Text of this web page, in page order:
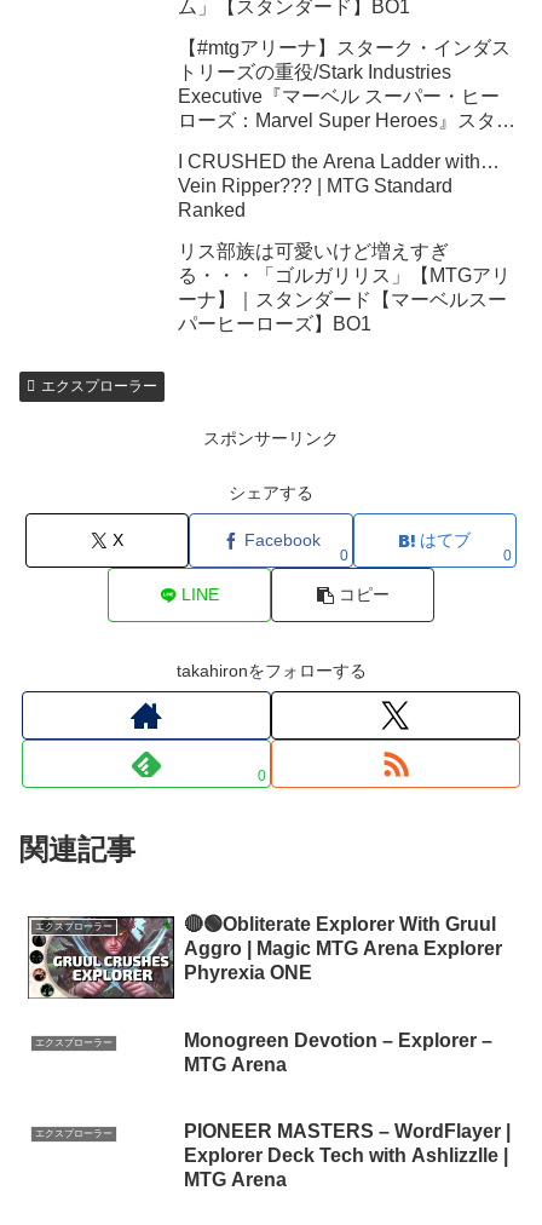
ム」【スタンダード】BO1
【#mtgアリーナ】スターク・インダス
トリーズの重役/Stark Industries
Executive『マーベル スーパー・ヒー
ローズ：Marvel Super Heroes』スタン
I CRUSHED the Arena Ladder with…
Vein Ripper??? | MTG Standard
Ranked
リス部族は可愛いけど増えすぎ
る・・・「ゴルガリリス」【MTGアリ
ーナ】｜スタンダード【マーベルスー
パーヒーローズ】BO1
エクスプローラー
スポンサーリンク
シェアする
X Facebook
0
はてブ
0
LINE コピー
takahironをフォローする
0
関連記事
エクスプローラー
🔴🟢Obliterate Explorer With Gruul
Aggro | Magic MTG Arena Explorer
Phyrexia ONE
エクスプローラー
Monogreen Devotion – Explorer –
MTG Arena
エクスプローラー
PIONEER MASTERS – WordFlayer |
Explorer Deck Tech with Ashlizzlle |
MTG Arena